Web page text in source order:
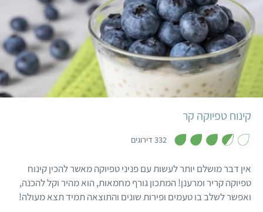
קל 30 דקות 8 מנות
קינוח טפיוקה קר
332 דירוגים
מ
ת
ו
ך
5
אין דבר מושלם יותר לעשות עם פניני טפיוקה מאשר להכין קינוח
טפיוקה קריר ומרענן! המתכון גורף מחמאות, הוא מהיר וקל להכנה,
ואפשר לשלב בו טעמים ופירות שונים והתוצאה תמיד תצא מעולה!